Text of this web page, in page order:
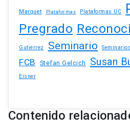
Marquet Plataformas Plataformas UC
Pregrado
Gutierrez Seminario Seminarios
FCB
Stefan Gelcich Susan
Eisner
Contenido